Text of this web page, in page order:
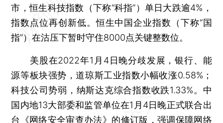
市，恒生科技指数（下称“科指”）单日大跌逾4%，
指数点位再创新低。恒生中国企业指数（下称“国
指”）在沽压下暂时守住8000点关键整数位。
美股在2022年1月4日晚分歧发展，银行、能
源等板块强势，道琼斯工业指数小幅收涨0.58%；
科技公司势弱，纳斯达克综合指数收跌1.33%。中
国内地13大部委和监管单位在1月4日晚正式联合出
台《网络安全审查办法》的修订版，强调保障网络